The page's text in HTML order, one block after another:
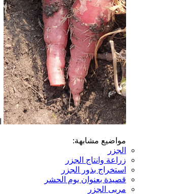
مواضيع مشابهة:
الجزر
زراعة وانتاج الجزر
استخراج بذور الجزر
قصيدة بعنوان يوم الحشر
مربى الجزر